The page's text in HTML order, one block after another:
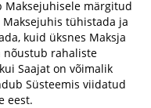
Maksejuhisele märgitud
tühistada ja
kuid üksnes Maksja
nõustub rahaliste
Saajat on võimalik
Süsteemis viidatud
eest.